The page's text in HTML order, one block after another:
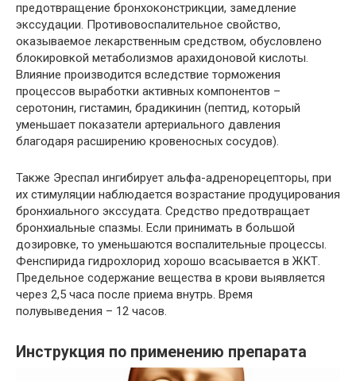
предотвращение бронхоконстрикции, замедление
экссудации. Противовоспалительное свойство,
оказываемое лекарственным средством, обусловлено
блокировкой метаболизмов арахидоновой кислоты.
Влияние производится вследствие торможения
процессов выработки активных компонентов –
серотонин, гистамин, брадикинин (пептид, который
уменьшает показатели артериального давления
благодаря расширению кровеносных сосудов).
Также Эреспал ингибирует альфа-адренорецепторы, при
их стимуляции наблюдается возрастание продуцирования
бронхиального экссудата. Средство предотвращает
бронхиальные спазмы. Если принимать в большой
дозировке, то уменьшаются воспалительные процессы.
Фенспирида гидрохлорид хорошо всасывается в ЖКТ.
Предельное содержание вещества в крови выявляется
через 2,5 часа после приема внутрь. Время
полувыведения – 12 часов.
Инструкция по применению препарата